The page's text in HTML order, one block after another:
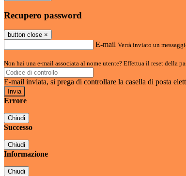
Recupero password
button close ×
E-mail Verrà inviato un
Non hai una e-mail associata al nome utente? Effettua il reset della
E-mail inviata, si prega di controllare la casella di posta
Errore
Chiudi
Successo
Chiudi
Informazione
Chiudi